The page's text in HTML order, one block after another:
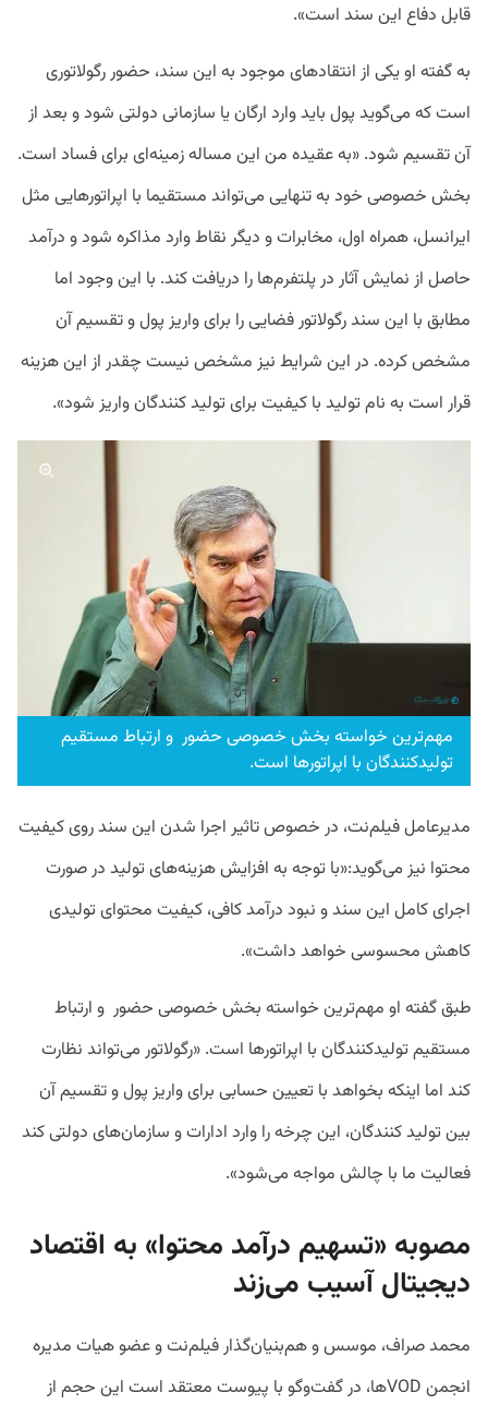
قابل دفاع این سند است».
به گفته او یکی از انتقادهای موجود به این سند، حضور رگولاتوری
است که می‌گوید پول باید وارد ارگان یا سازمانی دولتی شود و بعد از
آن تقسیم شود. «به عقیده من این مساله زمینه‌ای برای فساد است.
بخش خصوصی خود به تنهایی می‌تواند مستقیما با اپراتورهایی مثل
ایرانسل، همراه اول، مخابرات و دیگر نقاط وارد مذاکره شود و درآمد
حاصل از نمایش آثار در پلتفرم‌ها را دریافت کند. با این وجود اما
مطابق با این سند رگولاتور فضایی را برای واریز پول و تقسیم آن
مشخص کرده. در این شرایط نیز مشخص نیست چقدر از این هزینه
قرار است به نام تولید با کیفیت برای تولید کنندگان واریز شود».
مهم‌ترین خواسته بخش خصوصی حضور و ارتباط مستقیم
تولیدکنندگان با اپراتورها است.
مدیرعامل فیلم‌نت، در خصوص تاثیر اجرا شدن این سند روی کیفیت
محتوا نیز می‌گوید:«با توجه به افزایش هزینه‌های تولید در صورت
اجرای کامل این سند و نبود درآمد کافی، کیفیت محتوای تولیدی
کاهش محسوسی خواهد داشت».
طبق گفته او مهم‌ترین خواسته بخش خصوصی حضور و ارتباط
مستقیم تولیدکنندگان با اپراتورها است. «رگولاتور می‌تواند نظارت
کند اما اینکه بخواهد با تعیین حسابی برای واریز پول و تقسیم آن
بین تولید کنندگان، این چرخه را وارد ادارات و سازمان‌های دولتی کند
فعالیت ما با چالش مواجه می‌شود».
مصوبه «تسهیم درآمد محتوا» به اقتصاد
دیجیتال آسیب می‌زند
محمد صراف، موسس و هم‌بنیان‌گذار فیلم‌نت و عضو هیات مدیره
انجمن VODها، در گفت‌وگو با پیوست معتقد است این حجم از